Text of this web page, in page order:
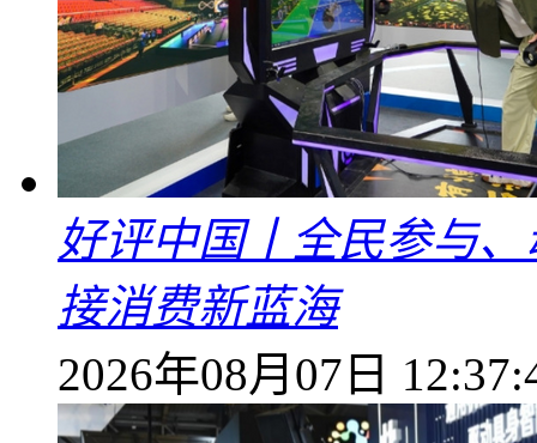
好评中国丨全民参与
接消费新蓝海
2026年08月07日